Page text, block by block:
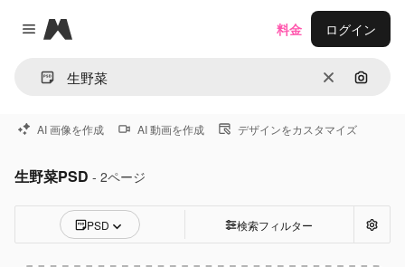
Close menu
Magnific
消去 画像で
料金 ログイン
AI 画像を作成 AI 動画を作成 デザインをカスタマイズ
生野菜PSD - 2ページ
PSD 検索フィルター